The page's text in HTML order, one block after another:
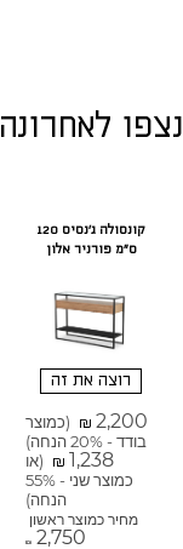
נצפו לאחרונה
קונסולה ג'נסיס 120
ס"מ פורניר אלון
רוצה את זה
₪ 2,200
(כמוצר
בודד - 20% הנחה)
₪ 1,238
(או
כמוצר שני - 55%
הנחה)
מחיר כמוצר ראשון
₪ 2,750